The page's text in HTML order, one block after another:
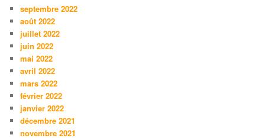
septembre 2022
août 2022
juillet 2022
juin 2022
mai 2022
avril 2022
mars 2022
février 2022
janvier 2022
décembre 2021
novembre 2021